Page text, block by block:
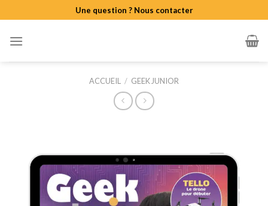
to
content
Une question ? Nous contacter
ACCUEIL / GEEK JUNIOR